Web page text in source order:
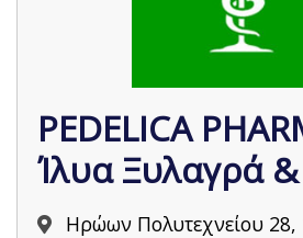
PEDELICA
Ίλυα Ξυλαγρά
Ηρώων Πολυτεχνείου